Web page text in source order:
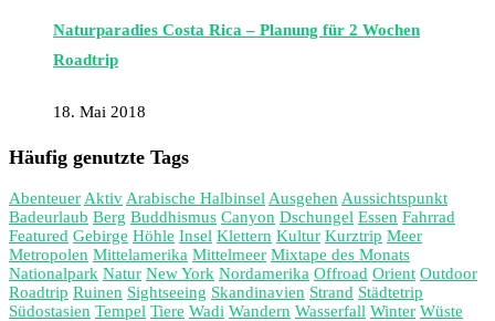
Naturparadies Costa Rica – Planung für 2 Wochen
Roadtrip
18. Mai 2018
Häufig genutzte Tags
Abenteuer Aktiv Arabische Halbinsel Ausgehen Aussichtspunkt
Badeurlaub Berg Buddhismus Canyon Dschungel Essen Fahrrad
Featured Gebirge Höhle Insel Klettern Kultur Kurztrip Meer
Metropolen Mittelamerika Mittelmeer Mixtape des Monats
Nationalpark Natur New York Nordamerika Offroad Orient Outdoor
Roadtrip Ruinen Sightseeing Skandinavien Strand Städtetrip
Südostasien Tempel Tiere Wadi Wandern Wasserfall Winter Wüste